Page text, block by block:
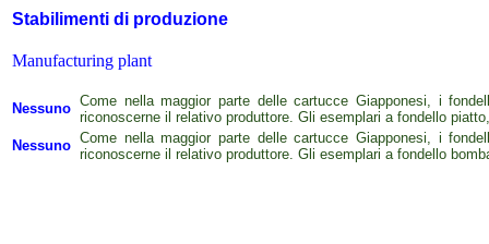
Stabilimenti di produzione
Manufacturing plant
Nessuno Come nella maggior parte delle cartucce Giapponesi, i
riconoscerne il relativo produttore. Gli esemplari a fondello
Nessuno Come nella maggior parte delle cartucce Giapponesi, i
riconoscerne il relativo produttore. Gli esemplari a fondello